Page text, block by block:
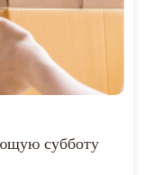
субботу